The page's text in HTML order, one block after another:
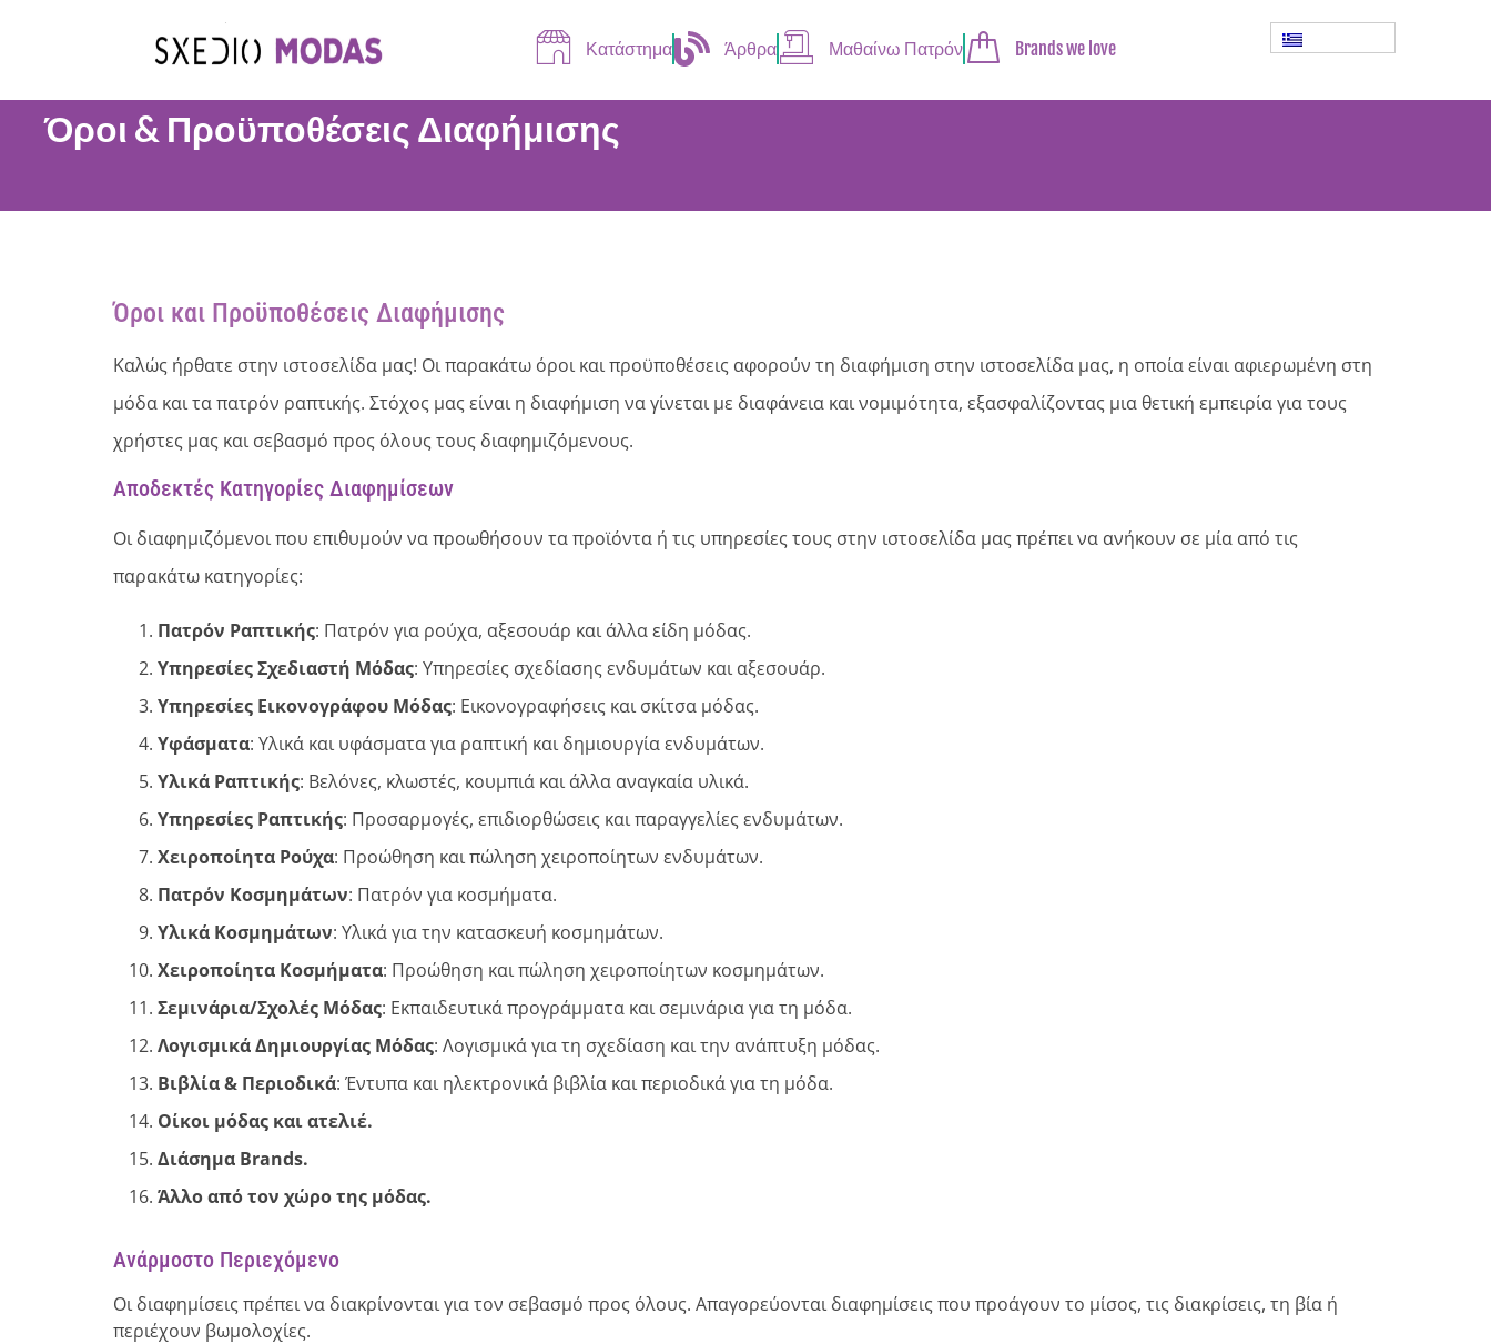
Κατάστημα Άρθρα Μαθαίνω Πατρόν Brands we love
Όροι & Προϋποθέσεις Διαφήμισης
Όροι και Προϋποθέσεις Διαφήμισης
Καλώς ήρθατε στην ιστοσελίδα μας! Οι παρακάτω όροι και προϋποθέσεις αφορούν τη διαφήμιση στην ιστοσελίδα μας, η οποία είναι αφιερωμένη στη
μόδα και τα πατρόν ραπτικής. Στόχος μας είναι η διαφήμιση να γίνεται με διαφάνεια και νομιμότητα, εξασφαλίζοντας μια θετική εμπειρία για τους
χρήστες μας και σεβασμό προς όλους τους διαφημιζόμενους.
Αποδεκτές Κατηγορίες Διαφημίσεων
Οι διαφημιζόμενοι που επιθυμούν να προωθήσουν τα προϊόντα ή τις υπηρεσίες τους στην ιστοσελίδα μας πρέπει να ανήκουν σε μία από τις
παρακάτω κατηγορίες:
Πατρόν Ραπτικής: Πατρόν για ρούχα, αξεσουάρ και άλλα είδη μόδας.
Υπηρεσίες Σχεδιαστή Μόδας: Υπηρεσίες σχεδίασης ενδυμάτων και αξεσουάρ.
Υπηρεσίες Εικονογράφου Μόδας: Εικονογραφήσεις και σκίτσα μόδας.
Υφάσματα: Υλικά και υφάσματα για ραπτική και δημιουργία ενδυμάτων.
Υλικά Ραπτικής: Βελόνες, κλωστές, κουμπιά και άλλα αναγκαία υλικά.
Υπηρεσίες Ραπτικής: Προσαρμογές, επιδιορθώσεις και παραγγελίες ενδυμάτων.
Χειροποίητα Ρούχα: Προώθηση και πώληση χειροποίητων ενδυμάτων.
Πατρόν Κοσμημάτων: Πατρόν για κοσμήματα.
Υλικά Κοσμημάτων: Υλικά για την κατασκευή κοσμημάτων.
Χειροποίητα Κοσμήματα: Προώθηση και πώληση χειροποίητων κοσμημάτων.
Σεμινάρια/Σχολές Μόδας: Εκπαιδευτικά προγράμματα και σεμινάρια για τη μόδα.
Λογισμικά Δημιουργίας Μόδας: Λογισμικά για τη σχεδίαση και την ανάπτυξη μόδας.
Βιβλία & Περιοδικά: Έντυπα και ηλεκτρονικά βιβλία και περιοδικά για τη μόδα.
Οίκοι μόδας και ατελιέ.
Διάσημα Brands.
Άλλο από τον χώρο της μόδας.
Ανάρμοστο Περιεχόμενο
Οι διαφημίσεις πρέπει να διακρίνονται για τον σεβασμό προς όλους. Απαγορεύονται διαφημίσεις που προάγουν το μίσος, τις διακρίσεις, τη βία ή
περιέχουν βωμολοχίες.